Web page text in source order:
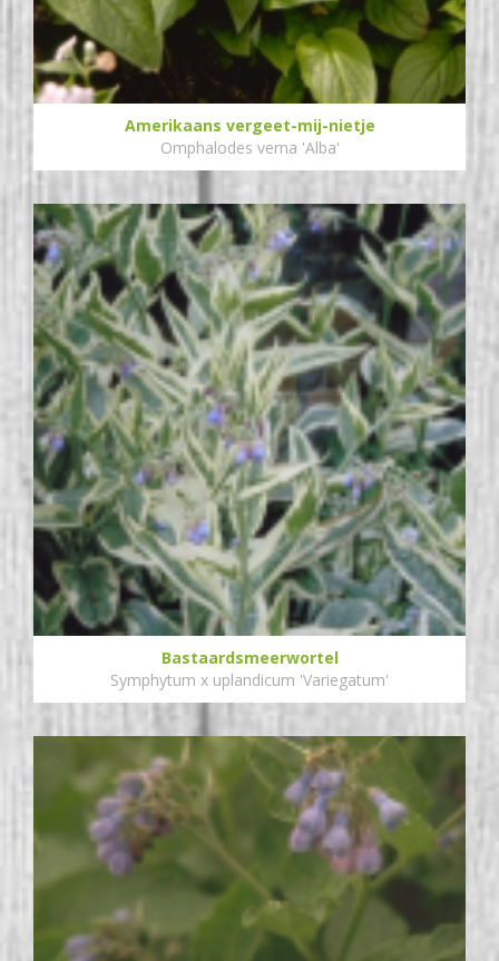
Amerikaans vergeet-mij-nietje
Omphalodes verna 'Alba'
Bastaardsmeerwortel
Symphytum x uplandicum 'Variegatum'